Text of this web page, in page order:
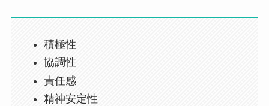
積極性
協調性
責任感
精神安定性